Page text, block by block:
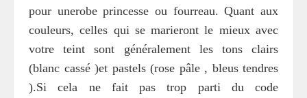
pour unerobe princesse ou fourreau. Quant aux
couleurs, celles qui se marieront le mieux avec
votre teint sont généralement les tons clairs
(blanc cassé )et pastels (rose pâle , bleus tendres
).Si cela ne fait pas trop parti du code